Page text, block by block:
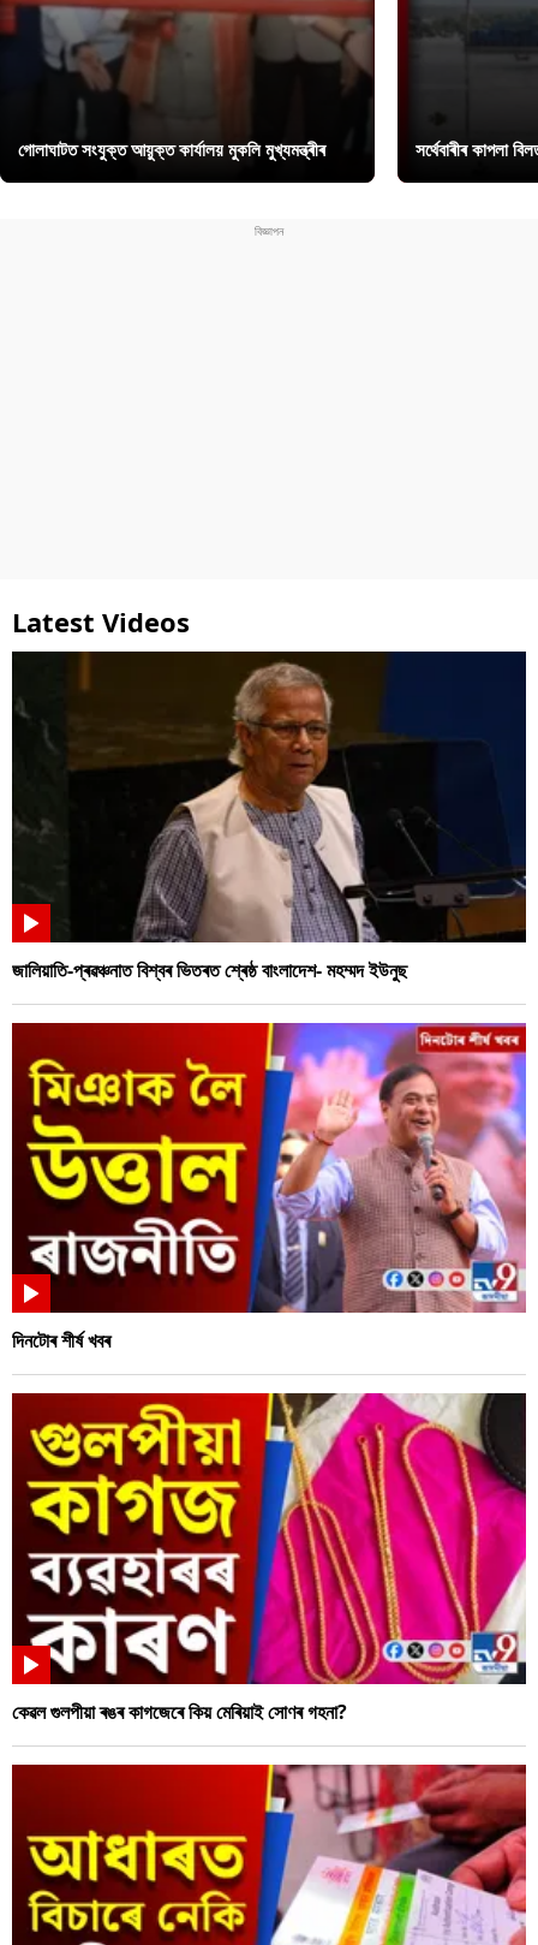
গোলাঘাটত সংযুক্ত আয়ুক্ত কাৰ্যালয় মুকলি মুখ্যমন্ত্ৰীৰ সৰ্থেবাৰীৰ কাপলা
Latest Videos
জালিয়াতি-প্ৰৱঞ্চনাত বিশ্বৰ ভিতৰত শ্ৰেষ্ঠ বাংলাদেশ- মহম্মদ ইউনুছ
দিনটোৰ শীৰ্ষ খবৰ
কেৱল গুলপীয়া ৰঙৰ কাগজেৰে কিয় মেৰিয়াই সোণৰ গহনা?